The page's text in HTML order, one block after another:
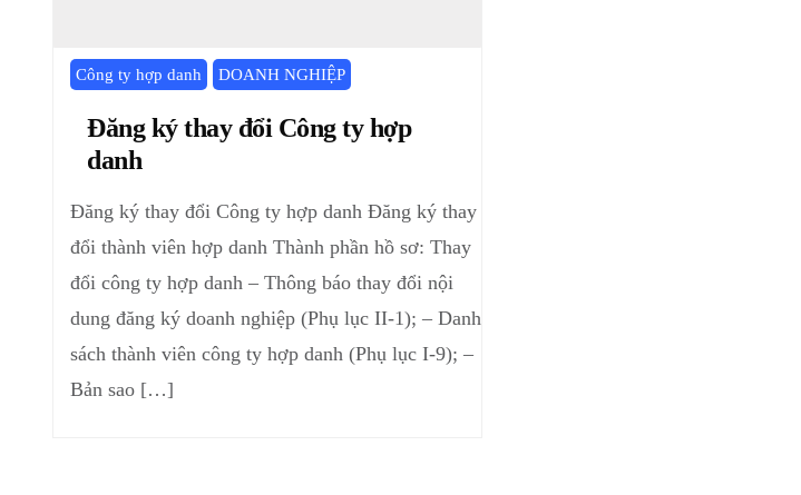
Công ty hợp danh DOANH NGHIỆP
Đăng ký thay đổi Công ty hợp
danh
Đăng ký thay đổi Công ty hợp danh Đăng ký thay
đổi thành viên hợp danh Thành phần hồ sơ: Thay
đổi công ty hợp danh – Thông báo thay đổi nội
dung đăng ký doanh nghiệp (Phụ lục II-1); – Danh
sách thành viên công ty hợp danh (Phụ lục I-9); –
Bản sao […]